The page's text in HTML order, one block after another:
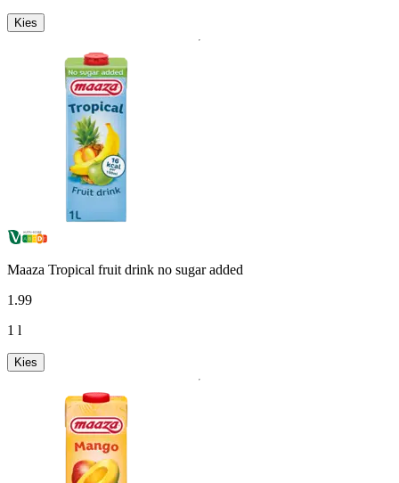
Kies
Maaza Tropical fruit drink no sugar added
1 .99
1 l
Kies